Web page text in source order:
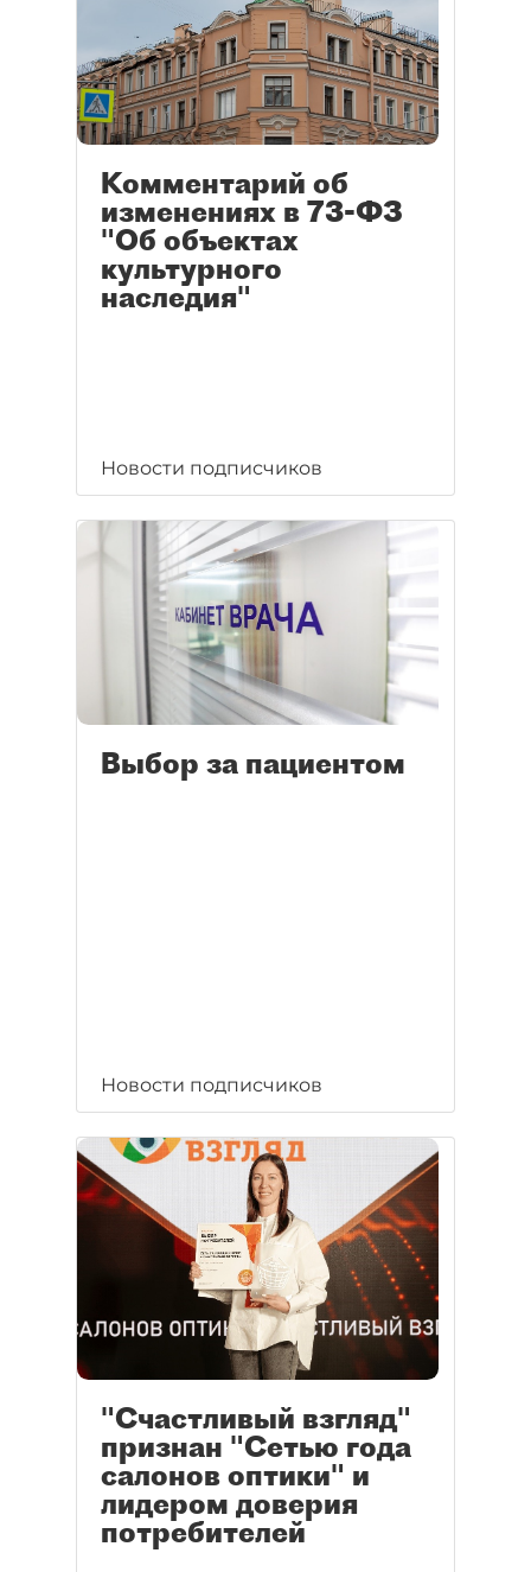
Комментарий об
изменениях в 73-ФЗ
"Об объектах
культурного
наследия"
Новости подписчиков
Выбор за пациентом
Новости подписчиков
"Счастливый взгляд"
признан "Сетью года
салонов оптики" и
лидером доверия
потребителей